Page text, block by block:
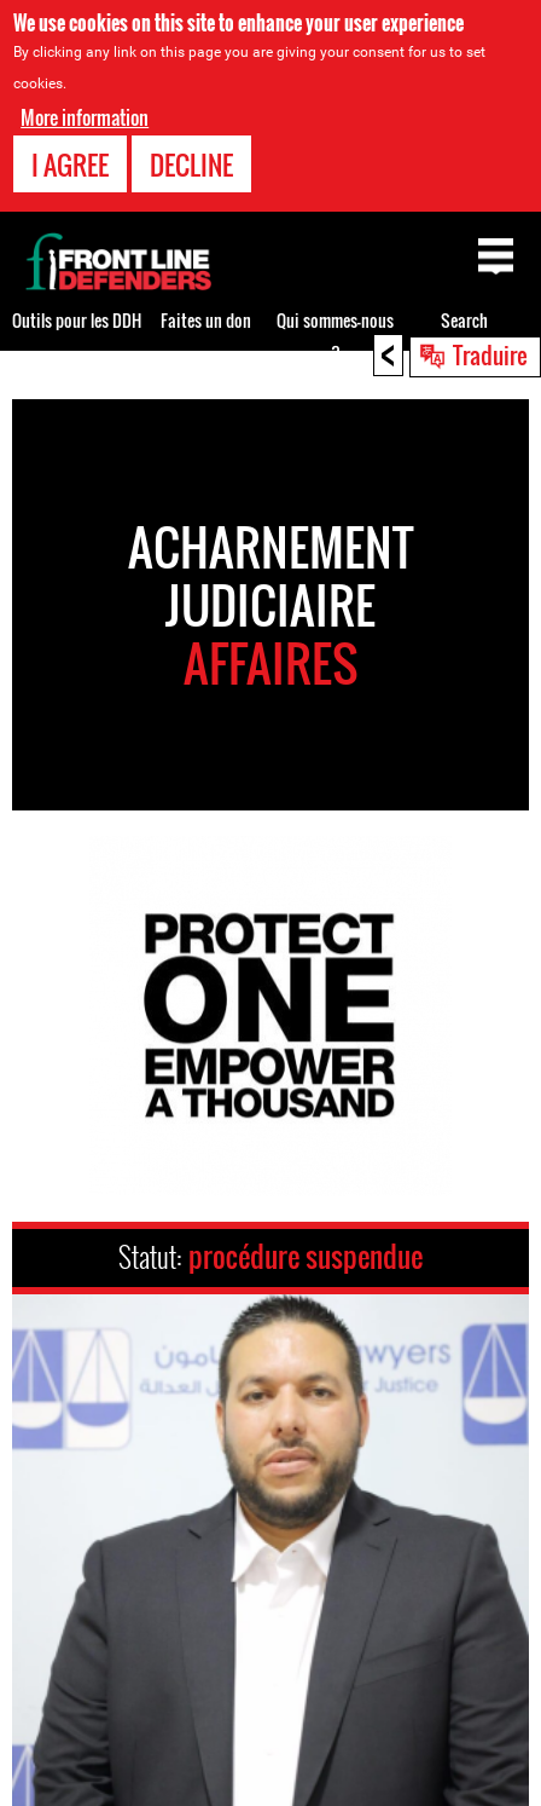
We use cookies on this site to enhance your user experience
By clicking any link on this page you are giving your consent for us to set
cookies.
More information
I AGREE DECLINE
< Traduire
to
ACHARNEMENT
JUDICIAIRE
AFFAIRES
Statut: procédure suspendue
Back
to
top
Outils pour les DDH Faites un don
Qui sommes-nous
?
Search